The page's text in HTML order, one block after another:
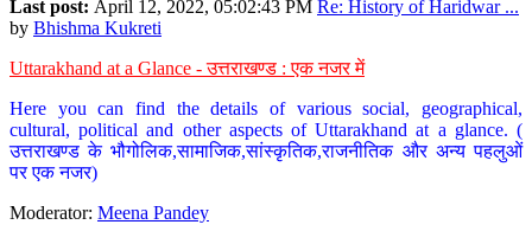
Last post: April 12, 2022, 05:02:43 PM Re: History of Haridwar ...
by Bhishma Kukreti
Uttarakhand at a Glance - उत्तराखण्ड : एक नजर में
Here you can find the details of various social, geographical,
cultural, political and other aspects of Uttarakhand at a glance. (
उत्तराखण्ड के भौगोलिक,सामाजिक,सांस्कृतिक,राजनीतिक और अन्य पहलुओं
पर एक नजर)
Moderator: Meena Pandey